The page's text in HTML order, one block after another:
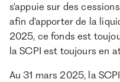
s'appuie sur des
afin d'apporter de la
2025, ce fonds est
la SCPI est toujours en
Au 31 mars 2025, la